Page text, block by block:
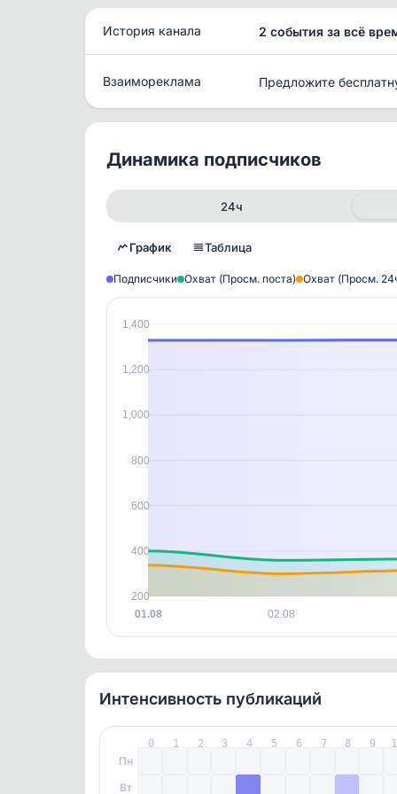
История канала 2 события за всё
Взаимореклама Предложите
Динамика подписчиков
24ч
График Таблица
Подписчики Охват (Просм. поста) Охват (Просм.
01.08 02.08
1,400
1,200
1,000
800
600
400
200
Интенсивность публикаций
0 1 2 3 4 5 6 7 8 9
Пн
Вт